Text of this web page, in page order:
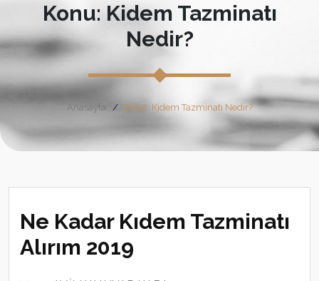
Konu: Kidem Tazminatı
Nedir?
Anasayfa Etiket: Kidem Tazminatı Nedir?
Ne Kadar Kıdem Tazminatı
Alırım 2019